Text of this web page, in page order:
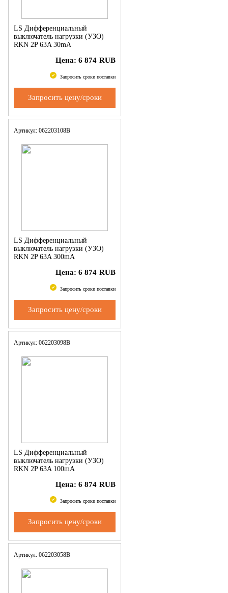
LS Дифференциальный
выключатель нагрузки (УЗО)
RKN 2P 63A 30mA
Цена: 6 874 RUB
Запросить сроки поставки
Запросить цену/сроки
Артикул: 062203108B
LS Дифференциальный
выключатель нагрузки (УЗО)
RKN 2P 63A 300mA
Цена: 6 874 RUB
Запросить сроки поставки
Запросить цену/сроки
Артикул: 062203098B
LS Дифференциальный
выключатель нагрузки (УЗО)
RKN 2P 63A 100mA
Цена: 6 874 RUB
Запросить сроки поставки
Запросить цену/сроки
Артикул: 062203058B